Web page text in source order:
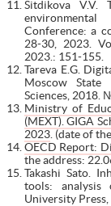
Sitdikova
Conference: a
28-30, 2023.
2023.: 151-155.
Tareva E.G.
Moscow State
Sciences, 2018.
Ministry of
(MEXT). GIGA
2023. (date of
OECD Report:
the address:
Takashi Sato.
tools: analysis
University Press,